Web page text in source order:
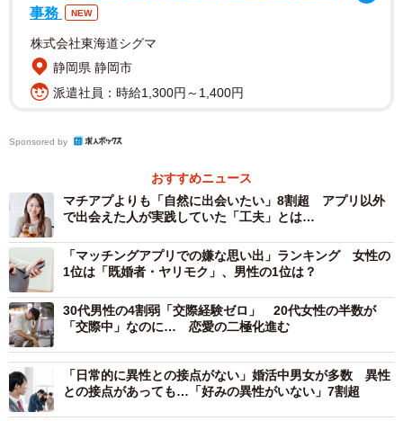
「真剣な交際」に繋がる異性との出会い方について考えや行動（提供画
像）
「真剣な交際」を希望する386人に対して、「異性との出会
い方についての考え」を4つの選択肢から選んでもらったと
ころ、「できれば偶然・自然な出会いが良い」（57.8％）
と「偶然・自然な出会いを望むが、出会いの場にも参加す
る」（29.8％）をあわせて約9割が偶然・自然な出会いを志
事務
NEW
株式会社東海道シグマ
静岡県 静岡市
派遣社員：時給1,300円～1,400円
Sponsored by
おすすめニュース
マチアプよりも「自然に出会いたい」8割超 アプリ以外
で出会えた人が実践していた「工夫」とは…
「マッチングアプリでの嫌な思い出」ランキング 女性の
1位は「既婚者・ヤリモク」、男性の1位は？
30代男性の4割弱「交際経験ゼロ」 20代女性の半数が
「交際中」なのに… 恋愛の二極化進む
「日常的に異性との接点がない」婚活中男女が多数 異性
との接点があっても…「好みの異性がいない」7割超